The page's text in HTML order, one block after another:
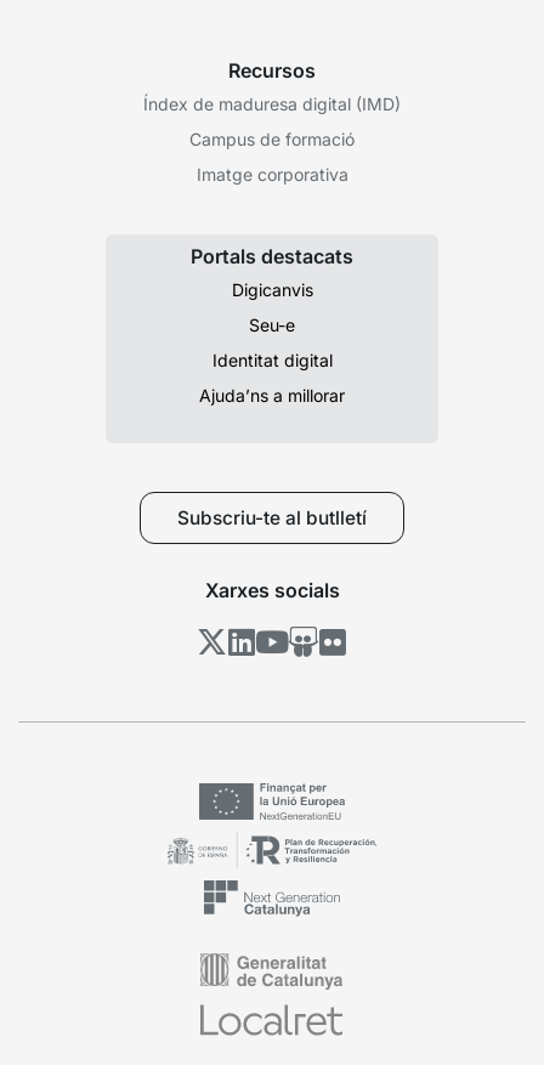
Recursos
Índex de maduresa digital (IMD)
Campus de formació
Imatge corporativa
Portals destacats
Digicanvis
Seu-e
Identitat digital
Ajuda’ns a millorar
Subscriu-te al butlletí
Xarxes socials